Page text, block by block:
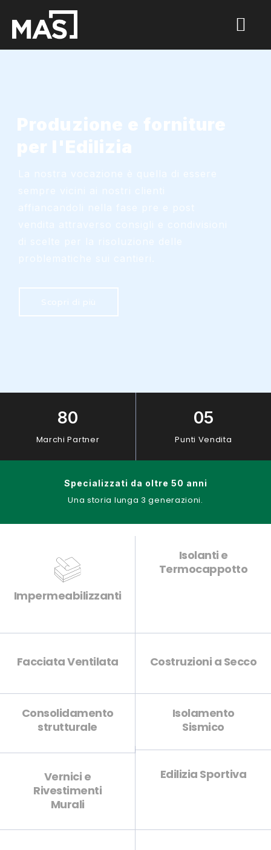
Produzione e forniture
per l'Edilizia
Scopri di più
80
Marchi Partner
05
Punti Vendita
Specializzati da oltre 50 anni
Una storia lunga 3 generazioni.
Impermeabilizzanti
Isolanti e
Termocappotto
Facciata Ventilata Costruzioni a Secco
Consolidamento
strutturale
Vernici e
Rivestimenti
Murali
Isolamento
Sismico
Edilizia Sportiva